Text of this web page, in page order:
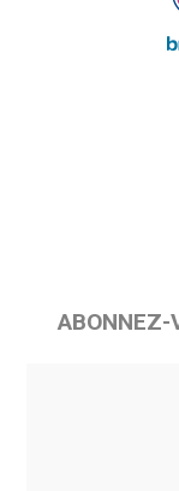
ABONNEZ-